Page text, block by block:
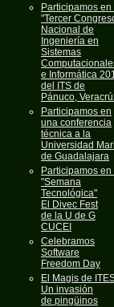
Participamos en
"Tercer
Nacional de
Ingeniería en
Sistemas
e Informática
del ITS de
Pánuco,
Participamos en
una conferencia
técnica a la
Universidad
de Guadalajara
Participamos en
"Semana
Tecnológica"
El Divec Fest
de la U de G
CUCEI
Celebramos
Software
Freedom Day
El Magis de
Un invasión
de pingüinos